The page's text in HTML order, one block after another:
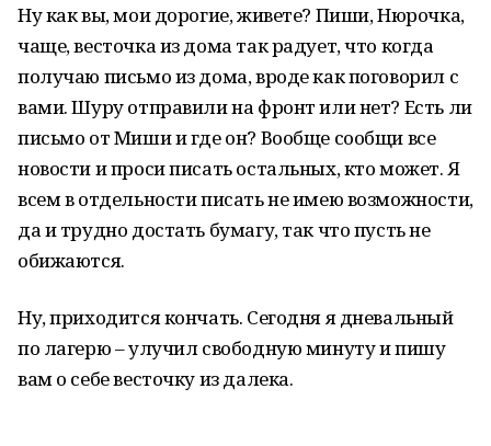
Ну как вы, мои дорогие, живете? Пиши, Нюрочка,
чаще, весточка из дома так радует, что когда
получаю письмо из дома, вроде как поговорил с
вами. Шуру отправили на фронт или нет? Есть ли
письмо от Миши и где он? Вообще сообщи все
новости и проси писать остальных, кто может. Я
всем в отдельности писать не имею возможности,
да и трудно достать бумагу, так что пусть не
обижаются.
Ну, приходится кончать. Сегодня я дневальный
по лагерю – улучил свободную минуту и пишу
вам о себе весточку из далека.